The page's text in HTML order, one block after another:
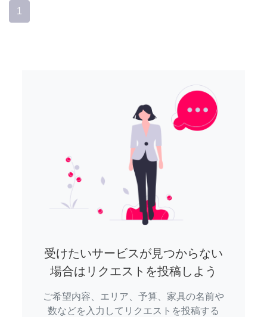
1
受けたいサービスが見つからない
場合はリクエストを投稿しよう
ご希望内容、エリア、予算、家具の名前や
数などを入力してリクエストを投稿する